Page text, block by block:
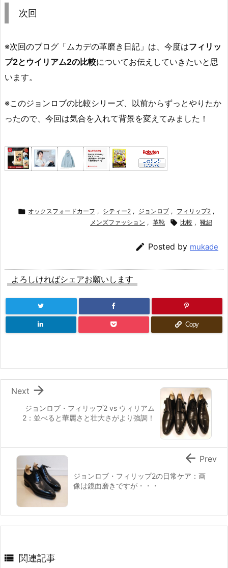
次回
※次回のブログ「ムカデの革磨き日記」は、今度はフィリッ
プ2とウイリアム2の比較についてお伝えしていきたいと思
います。
※このジョンロブの比較シリーズ、以前からずっとやりたか
ったので、今回は気合を入れて背景を変えてみました！
 オックスフォードカーフ , シティー2 , ジョンロブ , フィリップ2 ,
メンズファッション , 革靴  比較 , 靴紐
 Posted by mukade
よろしければシェアお願いします
Copy
ジョンロブ・フィリップ2 vs ウィリアム
2：並べると華麗さと壮大さがより強調！

Next
ジョンロブ・フィリップ2の日常ケア：画
像は鏡面磨きですが・・・
 Prev
 関連記事